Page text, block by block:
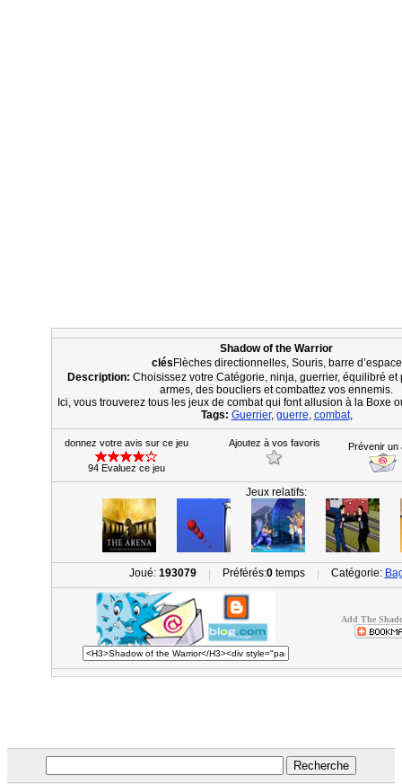
Shadow of the Warrior
clés Flèches directionnelles, Souris, barre d’espace
Description: Choisissez votre Catégorie, ninja, guerrier, équilibré et
armes, des boucliers et combattez vos ennemis.
Ici, vous trouverez tous les jeux de combat qui font allusion à la Boxe
Tags: Guerrier, guerre, combat,
donnez votre avis sur ce jeu
94 Evaluez ce jeu
Ajoutez à vos favoris Prévenir un
Jeux relatifs:
Joué: 193079 | Préférés:0temps | Catégorie:
Add The